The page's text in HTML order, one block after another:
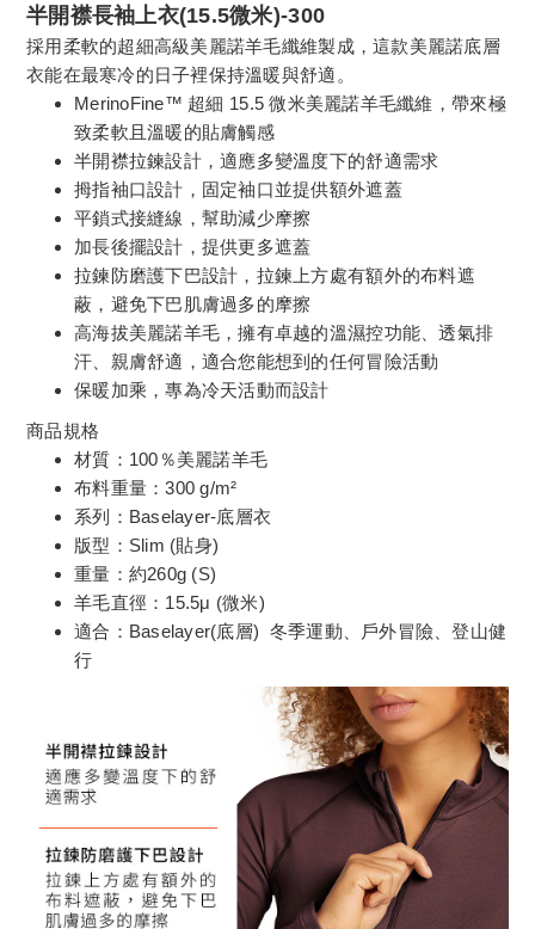
半開襟長袖上衣(15.5微米)-300
採用柔軟的超細高級美麗諾羊毛纖維製成，這款美麗諾底層
衣能在最寒冷的日子裡保持溫暖與舒適。
MerinoFine™ 超細 15.5 微米美麗諾羊毛纖維，帶來極
致柔軟且溫暖的貼膚觸感
半開襟拉鍊設計，適應多變溫度下的舒適需求
拇指袖口設計，固定袖口並提供額外遮蓋
平鎖式接縫線，幫助減少摩擦
加長後擺設計，提供更多遮蓋
拉鍊防磨護下巴設計，拉鍊上方處有額外的布料遮
蔽，避免下巴肌膚過多的摩擦
高海拔美麗諾羊毛，擁有卓越的溫濕控功能、透氣排
汗、親膚舒適，適合您能想到的任何冒險活動
保暖加乘，專為冷天活動而設計
商品規格
材質：100％美麗諾羊毛
布料重量：300 g/m²
系列：Baselayer-底層衣
版型：Slim (貼身)
重量：約260g (S)
羊毛直徑：15.5μ (微米)
適合：Baselayer(底層) 冬季運動、戶外冒險、登山健
行